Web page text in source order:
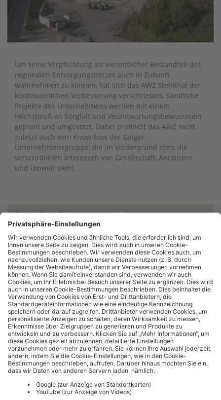
Um seine Verpflichtung als wesentlicher Bestandteil des
regionalen Entsorgungsnetzes auch in Zukunft
wahrnehmen zu können, hat sich das AWZ Steinthal der
kontinuierlichen Verbesserung verschrieben. Sämtliche
Projekte des Unternehmens werden mit einem
Höchstmaß an Sorgfalt und Verantwortungsbewusstsein
geplant und umgesetzt. Dabei profitiert das AWZ nicht
zuletzt auch vom Know-how der Geiger
Unternehmensgruppe, die im Vordergrund stets die
verschränkten Interessen von Gesellschaft, Anrainern
und Umwelt sieht.
AWZ STEINTHAL GMBH